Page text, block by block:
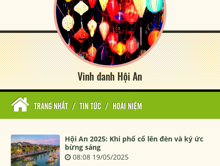
Vinh danh Hội An
TRANG NHẤT / TIN TỨC / HOÀI NIỆM
Hội An 2025: Khi phố cổ lên đèn và ký ức
bừng sáng
08:08 19/05/2025